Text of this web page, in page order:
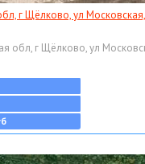
г Щёлково, ул
обл, г Щёлково, ул